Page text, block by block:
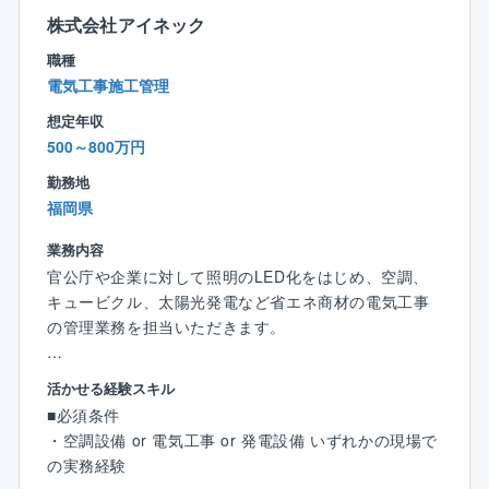
株式会社アイネック
職種
電気工事施工管理
想定年収
500～800万円
勤務地
福岡県
業務内容
官公庁や企業に対して照明のLED化をはじめ、空調、
キュービクル、太陽光発電など省エネ商材の電気工事
の管理業務を担当いただきます。
【担当業務】
・協力業者への発注・打ち合わせ
・工期予定表の作成
・各種建材・資材などの発注
・現場での予算・品質・工期・安全の管理
活かせる経験スキル
■必須条件
・空調設備 or 電気工事 or 発電設備 いずれかの現場で
の実務経験